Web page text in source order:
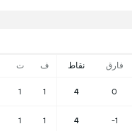
فارق نقاط ف ت
0
4
1
1
-1
4
1
1